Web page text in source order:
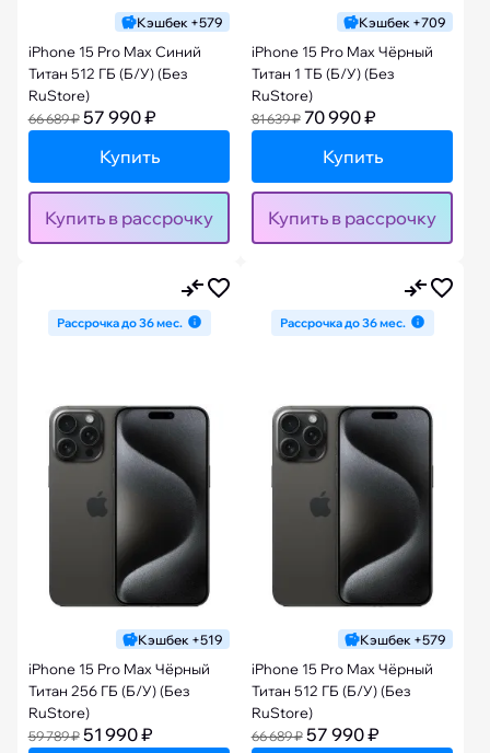
Кэшбек +579
iPhone 15 Pro Max Синий
Титан 512 ГБ (Б/У) (Без
RuStore)
66 689 ₽ 57 990 ₽
Купить
Купить в рассрочку
Кэшбек +709
iPhone 15 Pro Max Чёрный
Титан 1 ТБ (Б/У) (Без
RuStore)
81 639 ₽ 70 990 ₽
Купить
Купить в рассрочку
Рассрочка до 36 мес.
Кэшбек +519
iPhone 15 Pro Max Чёрный
Титан 256 ГБ (Б/У) (Без
RuStore)
59 789 ₽ 51 990 ₽
Рассрочка до 36 мес.
Кэшбек +579
iPhone 15 Pro Max Чёрный
Титан 512 ГБ (Б/У) (Без
RuStore)
66 689 ₽ 57 990 ₽